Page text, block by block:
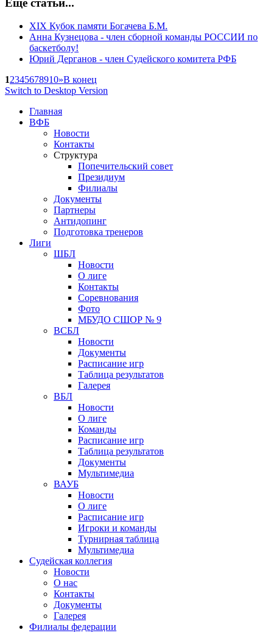
XIX Кубок памяти Богачева Б.М.
Анна Кузнецова - член сборной команды РОССИИ по
баскетболу!
Юрий Дерганов - член Судейского комитета РФБ
12345678910»В конец
Switch to Desktop Version
Главная
ВФБ
Новости
Контакты
Структура
Попечительский совет
Президиум
Филиалы
Документы
Партнеры
Антидопинг
Подготовка тренеров
Лиги
ШБЛ
Новости
О лиге
Контакты
Соревнования
Фото
МБУДО СШОР № 9
ВСБЛ
Новости
Документы
Расписание игр
Таблица результатов
Галерея
ВБЛ
Новости
О лиге
Команды
Расписание игр
Таблица результатов
Документы
Мультимедиа
ВАУБ
Новости
О лиге
Расписание игр
Игроки и команды
Турнирная таблица
Мультимедиа
Судейская коллегия
Новости
О нас
Контакты
Документы
Галерея
Филиалы федерации